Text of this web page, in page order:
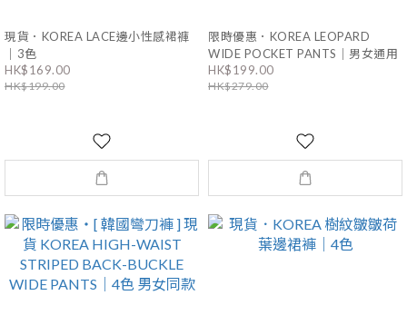
現貨．KOREA LACE邊小性感裙褲
｜3色
HK$169.00
HK$199.00
限時優惠．KOREA LEOPARD
WIDE POCKET PANTS｜男女通用
HK$199.00
HK$279.00